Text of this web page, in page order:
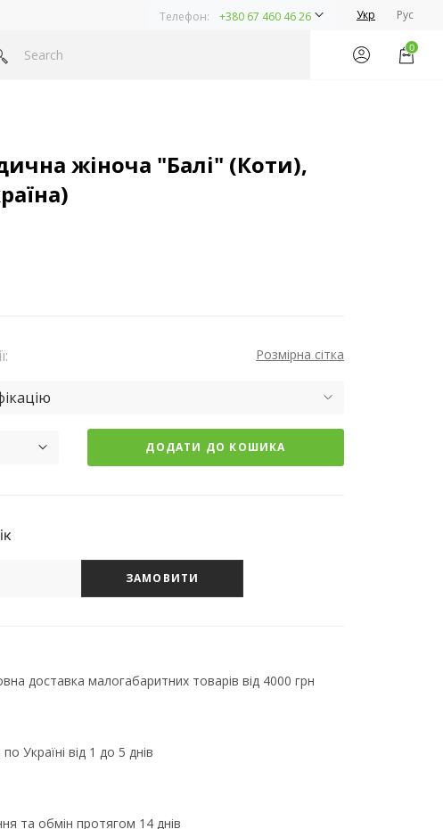
Телефон: +380 67 460 46 26 Укр Рус
0
жіноча "Балі" (Коти),
Розмірна сітка
ДОДАТИ ДО КОШИКА
ЗАМОВИТИ
доставка малогабаритних товарів від 4000 грн
Україні від 1 до 5 днів
та обмін протягом 14 днів